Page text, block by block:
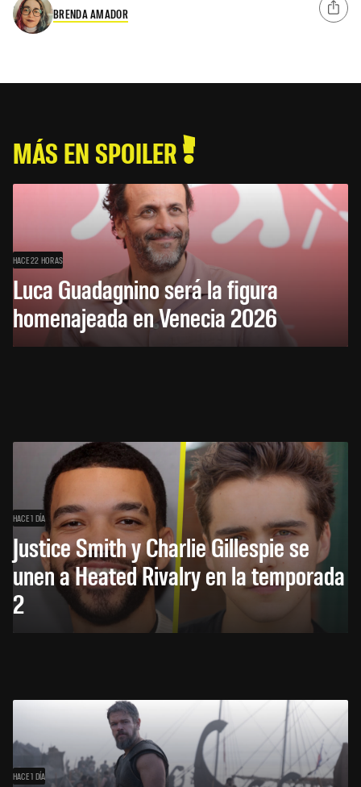
BRENDA AMADOR
MÁS EN SPOILER
HACE 22 HORAS
Luca Guadagnino será la figura
homenajeada en Venecia 2026
HACE 1 DÍA
Justice Smith y Charlie Gillespie se
unen a Heated Rivalry en la temporada
2
HACE 1 DÍA